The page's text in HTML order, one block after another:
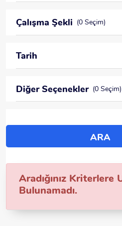
Çalışma Şekli (0 Seçim)
Tarih
Diğer Seçenekler (0 Seçim)
Aradığınız Kriterlere
Bulunamadı.